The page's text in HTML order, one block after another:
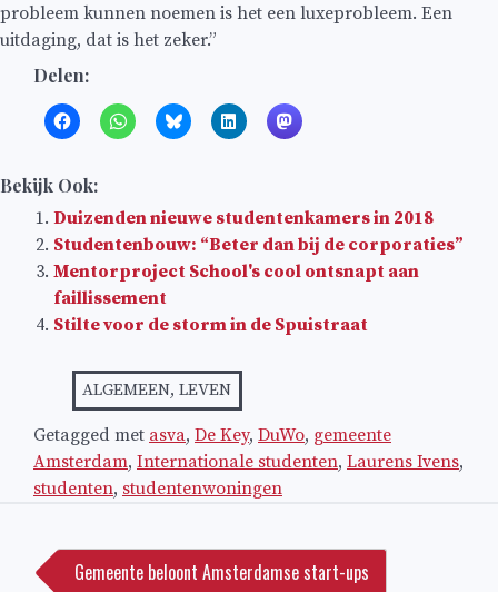
probleem kunnen noemen is het een luxeprobleem. Een
uitdaging, dat is het zeker.”
Delen:
Bekijk Ook:
Duizenden nieuwe studentenkamers in 2018
Studentenbouw: “Beter dan bij de corporaties”
Mentorproject School's cool ontsnapt aan
faillissement
Stilte voor de storm in de Spuistraat
ALGEMEEN,LEVEN
Getagged met asva, De Key, DuWo, gemeente
Amsterdam, Internationale studenten, Laurens Ivens,
studenten, studentenwoningen
navigatie
Gemeente beloont Amsterdamse start-ups